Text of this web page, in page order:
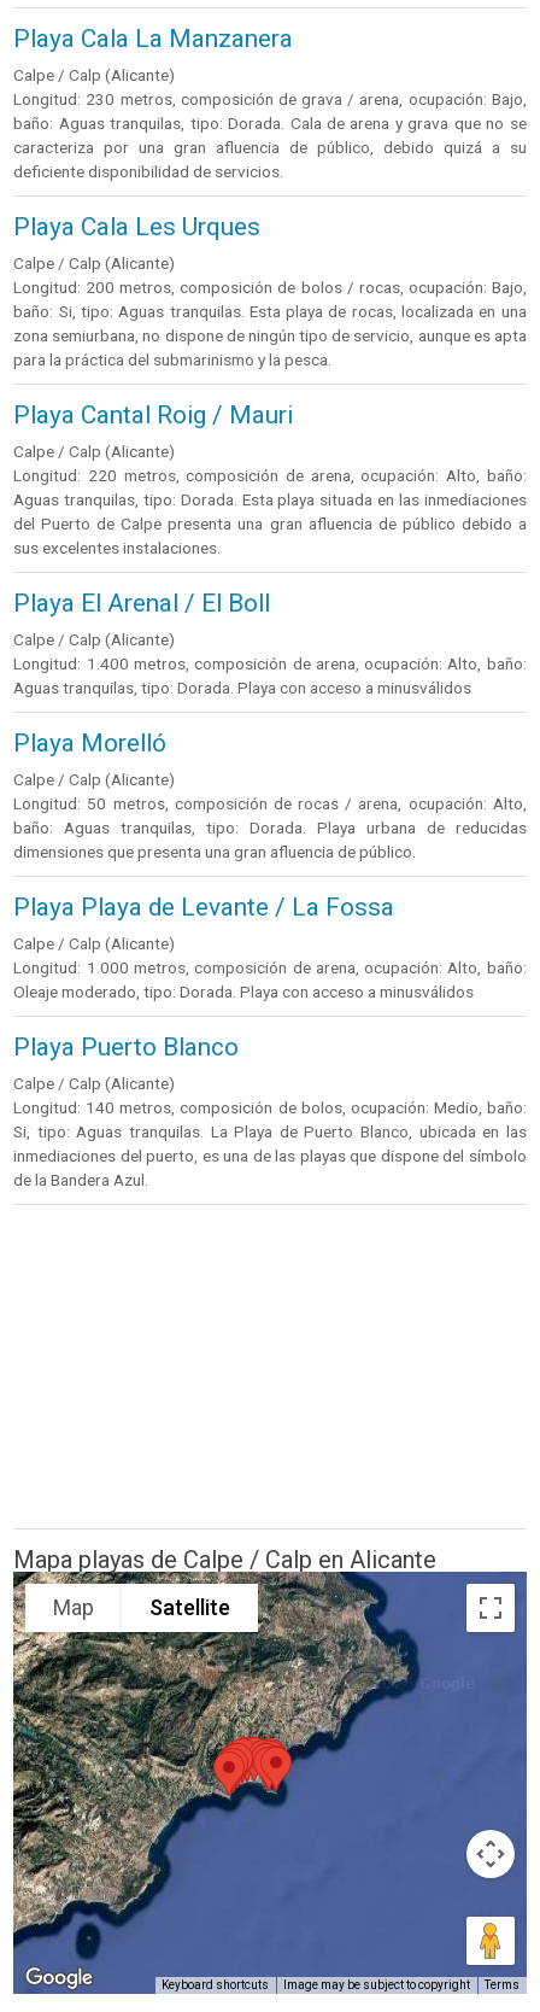
Playa Cala La Manzanera
Calpe / Calp (Alicante)
Longitud: 230 metros, composición de grava / arena, ocupación: Bajo,
baño: Aguas tranquilas, tipo: Dorada. Cala de arena y grava que no se
caracteriza por una gran afluencia de público, debido quizá a su
deficiente disponibilidad de servicios.
Playa Cala Les Urques
Calpe / Calp (Alicante)
Longitud: 200 metros, composición de bolos / rocas, ocupación: Bajo,
baño: Si, tipo: Aguas tranquilas. Esta playa de rocas, localizada en una
zona semiurbana, no dispone de ningún tipo de servicio, aunque es apta
para la práctica del submarinismo y la pesca.
Playa Cantal Roig / Mauri
Calpe / Calp (Alicante)
Longitud: 220 metros, composición de arena, ocupación: Alto, baño:
Aguas tranquilas, tipo: Dorada. Esta playa situada en las inmediaciones
del Puerto de Calpe presenta una gran afluencia de público debido a
sus excelentes instalaciones.
Playa El Arenal / El Boll
Calpe / Calp (Alicante)
Longitud: 1.400 metros, composición de arena, ocupación: Alto, baño:
Aguas tranquilas, tipo: Dorada. Playa con acceso a minusválidos
Playa Morelló
Calpe / Calp (Alicante)
Longitud: 50 metros, composición de rocas / arena, ocupación: Alto,
baño: Aguas tranquilas, tipo: Dorada. Playa urbana de reducidas
dimensiones que presenta una gran afluencia de público.
Playa Playa de Levante / La Fossa
Calpe / Calp (Alicante)
Longitud: 1.000 metros, composición de arena, ocupación: Alto, baño:
Oleaje moderado, tipo: Dorada. Playa con acceso a minusválidos
Playa Puerto Blanco
Calpe / Calp (Alicante)
Longitud: 140 metros, composición de bolos, ocupación: Medio, baño:
Si, tipo: Aguas tranquilas. La Playa de Puerto Blanco, ubicada en las
inmediaciones del puerto, es una de las playas que dispone del símbolo
de la Bandera Azul.
Mapa playas de Calpe / Calp en Alicante
Map Satellite
Keyboard shortcuts Image may be subject to copyright Terms